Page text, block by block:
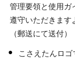
管理要領と使用ガ
遵守いただきます
（郵送にて送付）
こさえたんロ